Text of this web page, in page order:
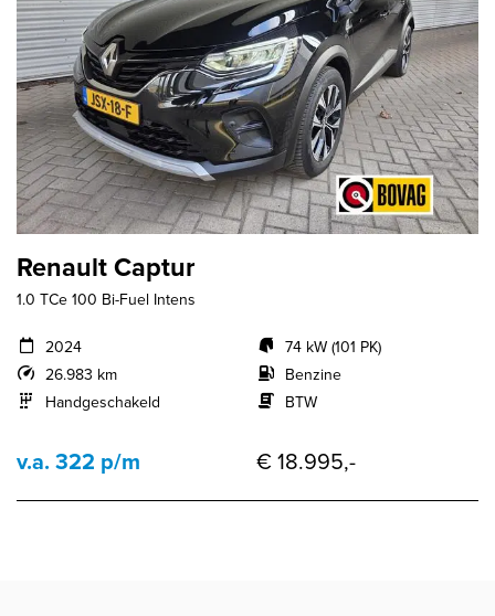
Renault Captur
1.0 TCe 100 Bi-Fuel Intens
2024
26.983 km
Handgeschakeld
74 kW (101 PK)
Benzine
BTW
v.a. 322 p/m € 18.995,-